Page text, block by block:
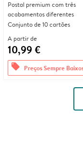
Postal premium com três
acabamentos diferentes
Conjunto de 10 cartões
A partir de
10,99 €
offers Preços Sempre